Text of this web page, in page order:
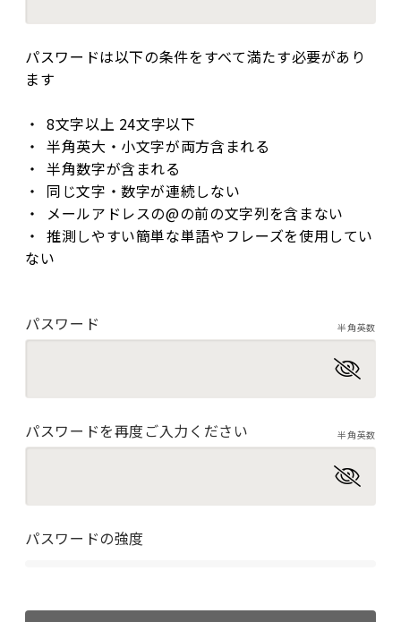
パスワードは以下の条件をすべて満たす必要があり
ます
8文字以上 24文字以下
半角英大・小文字が両方含まれる
半角数字が含まれる
同じ文字・数字が連続しない
メールアドレスの@の前の文字列を含まない
推測しやすい簡単な単語やフレーズを使用してい
ない
パスワード 半角英数
パスワードを再度ご入力ください 半角英数
パスワードの強度